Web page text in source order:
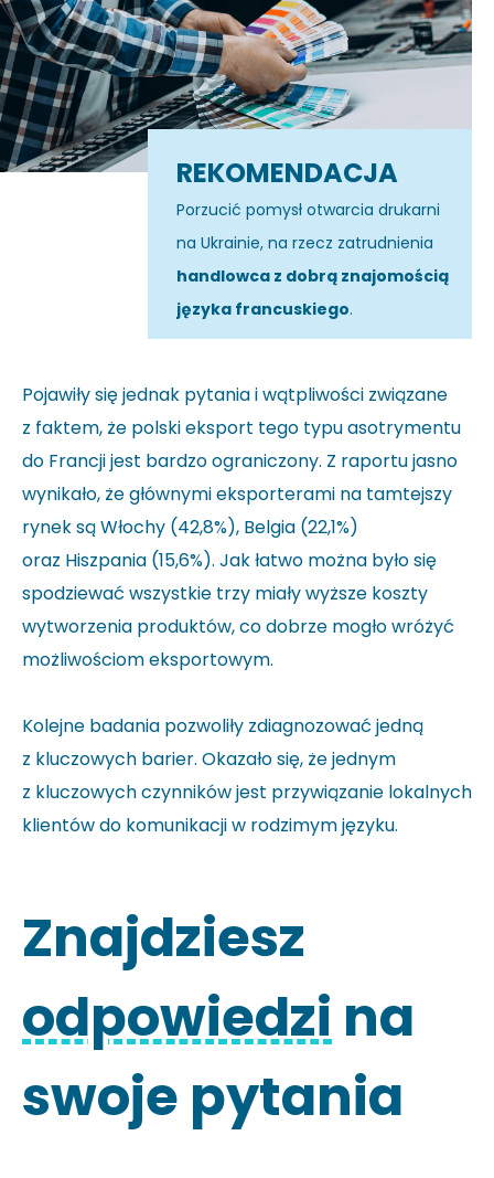
REKOMENDACJA
Porzucić pomysł otwarcia drukarni
na Ukrainie, na rzecz zatrudnienia
handlowca z dobrą znajomością
języka francuskiego.
Pojawiły się jednak pytania i wątpliwości związane
z faktem, że polski eksport tego typu asotrymentu
do Francji jest bardzo ograniczony. Z raportu jasno
wynikało, że głównymi eksporterami na tamtejszy
rynek są Włochy (42,8%), Belgia (22,1%)
oraz Hiszpania (15,6%). Jak łatwo można było się
spodziewać wszystkie trzy miały wyższe koszty
wytworzenia produktów, co dobrze mogło wróżyć
możliwościom eksportowym.
Kolejne badania pozwoliły zdiagnozować jedną
z kluczowych barier. Okazało się, że jednym
z kluczowych czynników jest przywiązanie lokalnych
klientów do komunikacji w rodzimym języku.
Znajdziesz
odpowiedzi na
swoje pytania